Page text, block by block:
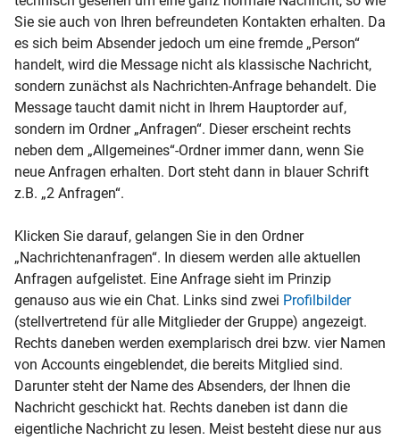
Sie sie auch von Ihren befreundeten Kontakten erhalten. Da
es sich beim Absender jedoch um eine fremde „Person“
handelt, wird die Message nicht als klassische Nachricht,
sondern zunächst als Nachrichten-Anfrage behandelt. Die
Message taucht damit nicht in Ihrem Hauptorder auf,
sondern im Ordner „Anfragen“. Dieser erscheint rechts
neben dem „Allgemeines“-Ordner immer dann, wenn Sie
neue Anfragen erhalten. Dort steht dann in blauer Schrift
z.B. „2 Anfragen“.
Klicken Sie darauf, gelangen Sie in den Ordner
„Nachrichtenanfragen“. In diesem werden alle aktuellen
Anfragen aufgelistet. Eine Anfrage sieht im Prinzip
genauso aus wie ein Chat. Links sind zwei Profilbilder
(stellvertretend für alle Mitglieder der Gruppe) angezeigt.
Rechts daneben werden exemplarisch drei bzw. vier Namen
von Accounts eingeblendet, die bereits Mitglied sind.
Darunter steht der Name des Absenders, der Ihnen die
Nachricht geschickt hat. Rechts daneben ist dann die
eigentliche Nachricht zu lesen. Meist besteht diese nur aus